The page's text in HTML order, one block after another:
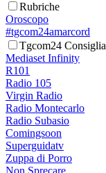
Rubriche
Oroscopo
#tgcom24amarcord
Tgcom24 Consiglia
Mediaset Infinity
R101
Radio 105
Virgin Radio
Radio Montecarlo
Radio Subasio
Comingsoon
Superguidatv
Zuppa di Porro